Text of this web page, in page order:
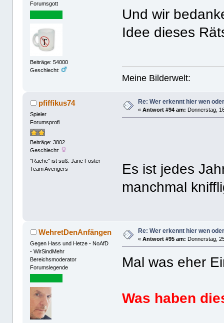
Forumsgott
Beiträge: 54000
Geschlecht:
Und wir
Idee dieses
Meine Bilderwelt:
pfiffikus74
Spieler
Forumsprofi
Beiträge: 3802
Geschlecht:
"Rache" ist süß: Jane Foster -
Team Avengers
Re: Wer erkennt hier wen
«Antwort #94 am: Donnerstag,
Es ist jedes
manchmal
WehretDenAnfängen
Gegen Hass und Hetze - NoAfD
- WirSindMehr
Bereichsmoderator
Forumslegende
Re: Wer erkennt hier wen
«Antwort #95 am: Donnerstag,
Mal was eher
Was haben